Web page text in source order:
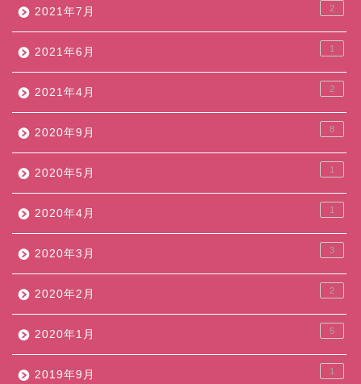
2021年7月 2
2021年6月 1
2021年4月 2
2020年9月 8
2020年5月 1
2020年4月 1
2020年3月 3
2020年2月 2
2020年1月 5
2019年9月 1